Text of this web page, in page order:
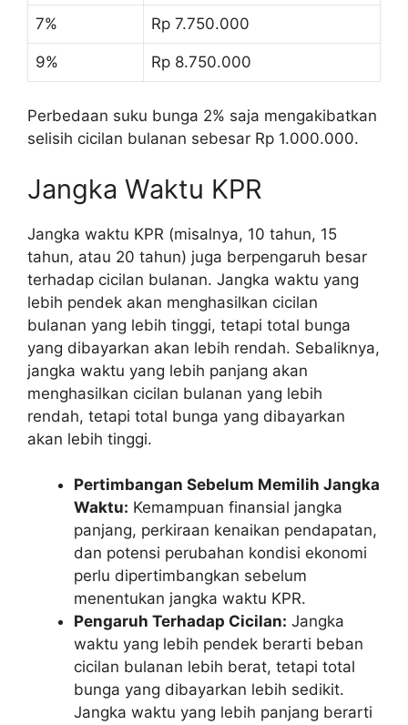
7% Rp 7.750.000
9% Rp 8.750.000
Perbedaan suku bunga 2% saja mengakibatkan
selisih cicilan bulanan sebesar Rp 1.000.000.
Jangka Waktu KPR
Jangka waktu KPR (misalnya, 10 tahun, 15
tahun, atau 20 tahun) juga berpengaruh besar
terhadap cicilan bulanan. Jangka waktu yang
lebih pendek akan menghasilkan cicilan
bulanan yang lebih tinggi, tetapi total bunga
yang dibayarkan akan lebih rendah. Sebaliknya,
jangka waktu yang lebih panjang akan
menghasilkan cicilan bulanan yang lebih
rendah, tetapi total bunga yang dibayarkan
akan lebih tinggi.
Pertimbangan Sebelum Memilih Jangka
Waktu: Kemampuan finansial jangka
panjang, perkiraan kenaikan pendapatan,
dan potensi perubahan kondisi ekonomi
perlu dipertimbangkan sebelum
menentukan jangka waktu KPR.
Pengaruh Terhadap Cicilan: Jangka
waktu yang lebih pendek berarti beban
cicilan bulanan lebih berat, tetapi total
bunga yang dibayarkan lebih sedikit.
Jangka waktu yang lebih panjang berarti